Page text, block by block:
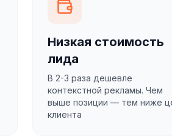
Низкая стоимость
лида
В 2-3 раза дешевле
контекстной рекламы. Чем
выше позиции — тем ниже
клиента